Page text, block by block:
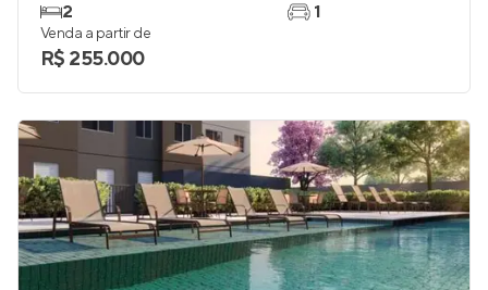
2
1
Venda a partir de
R$ 255.000